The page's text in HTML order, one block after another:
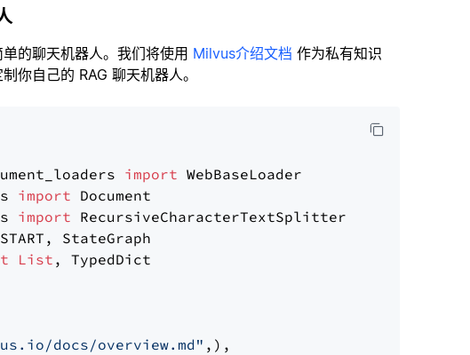
的聊天机器人。我们将使用 Milvus介绍文档 作为私有知识
你自己的 RAG 聊天机器人。
import
import
import
List , TypedDict
docs/overview.md" ,),